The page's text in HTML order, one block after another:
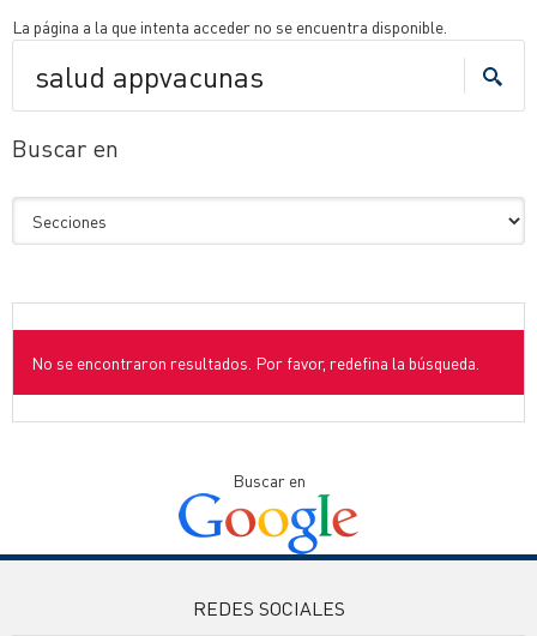
La página a la que intenta acceder no se encuentra disponible.
Buscar en
No se encontraron resultados. Por favor, redefina la búsqueda.
Buscar en
REDES SOCIALES